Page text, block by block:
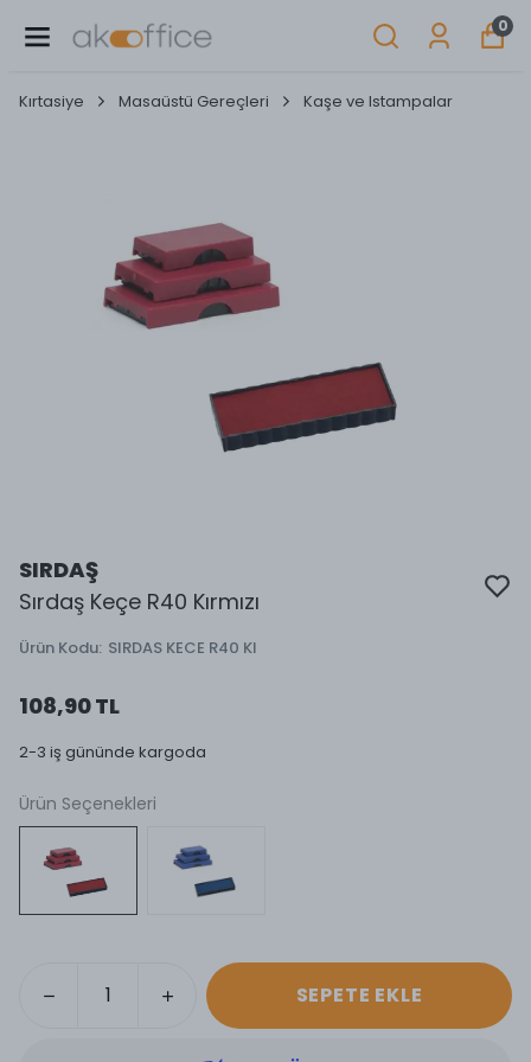
0
Kırtasiye Masaüstü Gereçleri Kaşe ve Istampalar
SIRDAŞ
Sırdaş Keçe R40 Kırmızı
Ürün Kodu: SIRDAS KECE R40 KI
108,90 TL
2-3 iş gününde kargoda
Ürün Seçenekleri
SEPETE EKLE